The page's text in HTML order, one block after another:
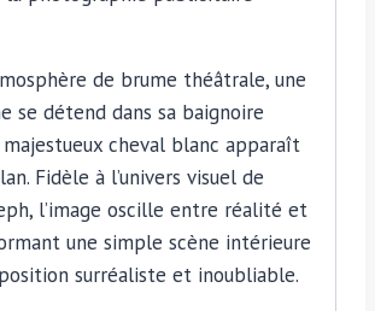
de brume théâtrale, une
se détend dans sa baignoire
majestueux cheval blanc apparaît
Fidèle à l’univers visuel de
l’image oscille entre réalité et
une simple scène intérieure
surréaliste et inoubliable.